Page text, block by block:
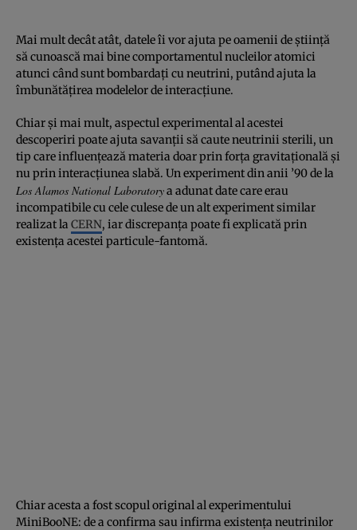
Mai mult decât atât, datele îi vor ajuta pe oamenii de ştiinţă
să cunoască mai bine comportamentul nucleilor atomici
atunci când sunt bombardaţi cu neutrini, putând ajuta la
îmbunătăţirea modelelor de interacţiune.
Chiar şi mai mult, aspectul experimental al acestei
descoperiri poate ajuta savanţii să caute neutrinii sterili, un
tip care influenţează materia doar prin forţa gravitaţională şi
nu prin interacţiunea slabă. Un experiment din anii ’90 de la
Los Alamos National Laboratorya adunat date care erau
incompatibile cu cele culese de un alt experiment similar
realizat la CERN, iar discrepanţa poate fi explicată prin
existenţa acestei particule-fantomă.
Chiar acesta a fost scopul original al experimentului
MiniBooNE: de a confirma sau infirma existenţa neutrinilor